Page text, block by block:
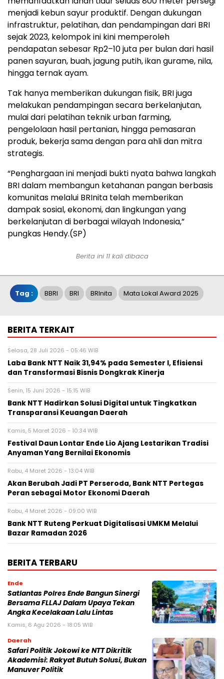
menjadi kebun sayur produktif. Dengan dukungan
infrastruktur, pelatihan, dan pendampingan dari BRI
sejak 2023, kelompok ini kini memperoleh
pendapatan sebesar Rp2–10 juta per bulan dari hasil
panen sayuran, buah, jagung putih, ikan gurame, nila,
hingga ternak ayam.
Tak hanya memberikan dukungan fisik, BRI juga
melakukan pendampingan secara berkelanjutan,
mulai dari pelatihan teknik urban farming,
pengelolaan hasil pertanian, hingga pemasaran
produk, bekerja sama dengan para ahli dan mitra
strategis.
“Penghargaan ini menjadi bukti nyata bahwa langkah
BRI dalam membangun ketahanan pangan berbasis
komunitas melalui BRInita telah memberikan
dampak sosial, ekonomi, dan lingkungan yang
berkelanjutan di berbagai wilayah Indonesia,”
pungkas Hendy.(SP)
Berita ini 11 kali dibaca
Tag : BBRI BRI BRInita Mata Lokal Award 2025
BERITA TERKAIT
Selasa, 28 Juli 2026 - 05:46 WIB
Laba Bank NTT Naik 31,94% pada Semester I, Efisiensi
dan Transformasi Bisnis Dongkrak Kinerja
Senin, 15 Juni 2026 - 15:15 WIB
Bank NTT Hadirkan Solusi Digital untuk Tingkatkan
Transparansi Keuangan Daerah
Kamis, 5 Maret 2026 - 10:34 WIB
Festival Daun Lontar Ende Lio Ajang Lestarikan Tradisi
Anyaman Yang Bernilai Ekonomis
Rabu, 4 Maret 2026 - 13:04 WIB
Akan Berubah Jadi PT Perseroda, Bank NTT Pertegas
Peran sebagai Motor Ekonomi Daerah
Rabu, 4 Maret 2026 - 09:00 WIB
Bank NTT Ruteng Perkuat Digitalisasi UMKM Melalui
Bazar Ramadan 2026
BERITA TERBARU
Ende
Satlantas Polres Ende Bangun Sinergi
Bersama FLLAJ Dalam Upaya Tekan
Angka Kecelakaan Lalu Lintas
Kamis, 6 Agu 2026 - 18:05 WIB
Daerah
Safari Politik Jokowi ke NTT Dikritik
Akademisi: Rakyat Butuh Solusi, Bukan
Manuver Politik